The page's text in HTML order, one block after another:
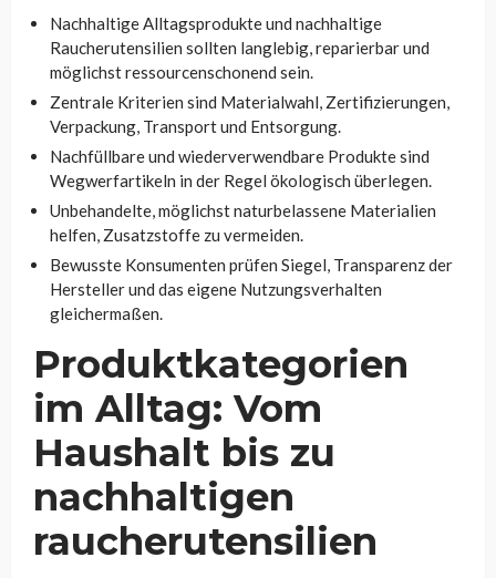
Nachhaltige Alltagsprodukte und nachhaltige
Raucherutensilien sollten langlebig, reparierbar und
möglichst ressourcenschonend sein.
Zentrale Kriterien sind Materialwahl, Zertifizierungen,
Verpackung, Transport und Entsorgung.
Nachfüllbare und wiederverwendbare Produkte sind
Wegwerfartikeln in der Regel ökologisch überlegen.
Unbehandelte, möglichst naturbelassene Materialien
helfen, Zusatzstoffe zu vermeiden.
Bewusste Konsumenten prüfen Siegel, Transparenz der
Hersteller und das eigene Nutzungsverhalten
gleichermaßen.
Produktkategorien
im Alltag: Vom
Haushalt bis zu
nachhaltigen
raucherutensilien